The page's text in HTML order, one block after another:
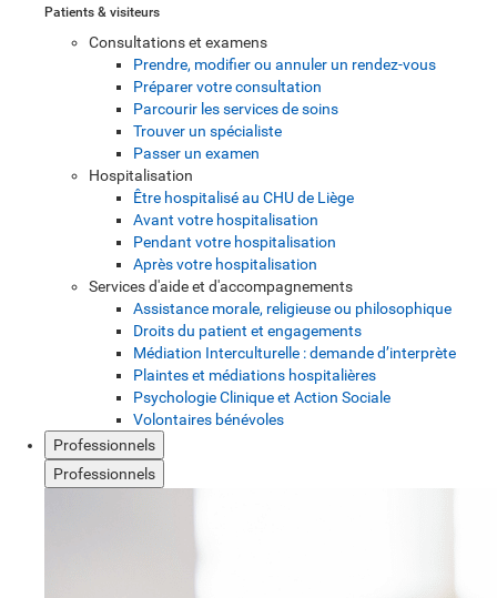
Patients & visiteurs
Consultations et examens
Prendre, modifier ou annuler un rendez-vous
Préparer votre consultation
Parcourir les services de soins
Trouver un spécialiste
Passer un examen
Hospitalisation
Être hospitalisé au CHU de Liège
Avant votre hospitalisation
Pendant votre hospitalisation
Après votre hospitalisation
Services d'aide et d'accompagnements
Assistance morale, religieuse ou philosophique
Droits du patient et engagements
Médiation Interculturelle : demande d’interprète
Plaintes et médiations hospitalières
Psychologie Clinique et Action Sociale
Volontaires bénévoles
Professionnels
Professionnels